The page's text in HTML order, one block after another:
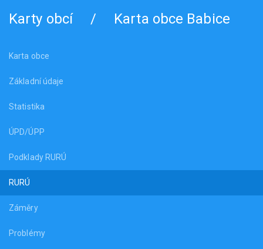
Karty obcí / Karta obce Babice
Karta obce
Základní údaje
Statistika
ÚPD/ÚPP
Podklady RURÚ
RURÚ
Záměry
Problémy